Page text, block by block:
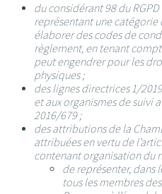
du considérant 98 du
représentant une
élaborer des codes de
règlement, en tenant
peut engendrer pour les
physiques ;
des lignes directrices 1/
et aux organismes de suivi
2016/679 ;
des attributions de la
attribuées en vertu de
contenant organisation du
de représenter, dans
tous les membres